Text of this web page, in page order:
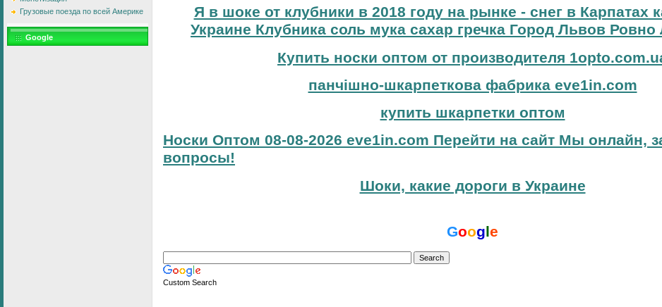
Грузовые поезда по всей Америке
Google
Я в шоке от клубники в 2018 году на рынке - снег в Карпатах
Украине Клубника соль мука сахар гречка Город Львов
Купить носки оптом от производителя
панчішно-шкарпеткова фабрика eve1in.com
купить шкарпетки оптом
Носки Оптом 08-08-2026 eve1in.com Перейти на сайт Мы онлайн,
вопросы!
Шоки, какие дороги в Украине
Google
Custom Search